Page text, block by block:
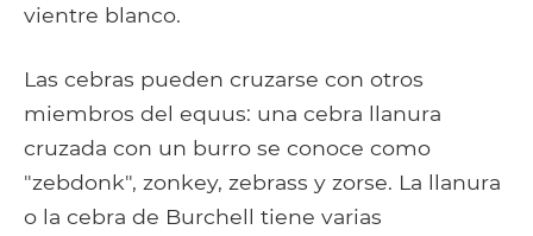
vientre blanco.
Las cebras pueden cruzarse con otros
miembros del equus: una cebra llanura
cruzada con un burro se conoce como
"zebdonk", zonkey, zebrass y zorse. La llanura
o la cebra de Burchell tiene varias